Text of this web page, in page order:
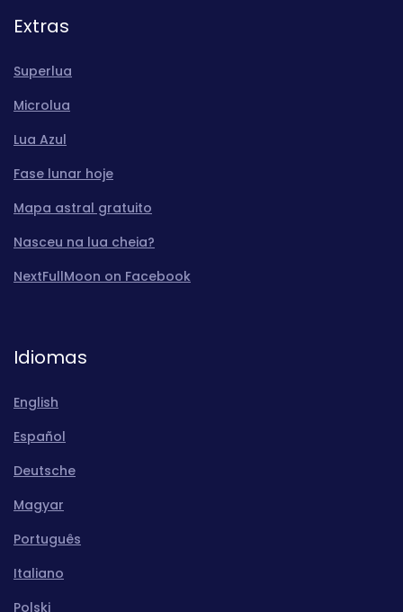
Extras
Superlua
Microlua
Lua Azul
Fase lunar hoje
Mapa astral gratuito
Nasceu na lua cheia?
NextFullMoon on Facebook
Idiomas
English
Español
Deutsche
Magyar
Português
Italiano
Polski